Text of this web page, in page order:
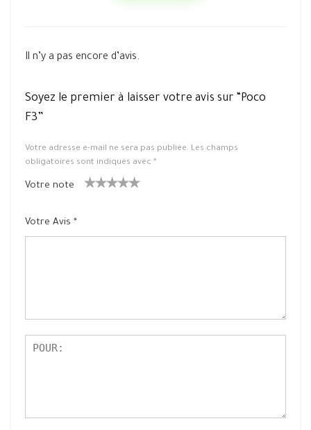
Il n’y a pas encore d’avis.
Soyez le premier à laisser votre avis sur “Poco
F3”
Votre adresse e-mail ne sera pas publiée. Les champs
obligatoires sont indiqués avec *
Votre note
oil
sur
Votre Avis *